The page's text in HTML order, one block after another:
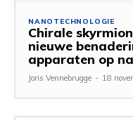
NANOTECHNOLOGIE
Chirale
nieuwe
apparaten op
Joris Vennebrugge - 18